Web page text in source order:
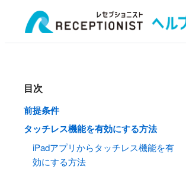
目次
前提条件
タッチレス機能を有効にする方法
iPadアプリからタッチレス機能を有
効にする方法